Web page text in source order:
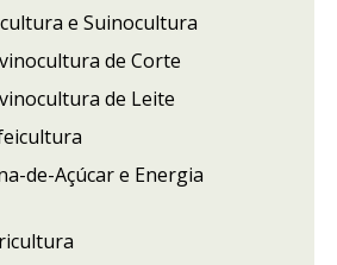
e Suinocultura
de Corte
de Leite
de-Açúcar e Energia